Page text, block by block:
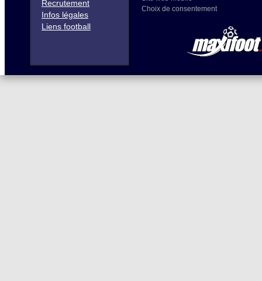
Recrutement
Infos légales
Liens football
Choix de consentement